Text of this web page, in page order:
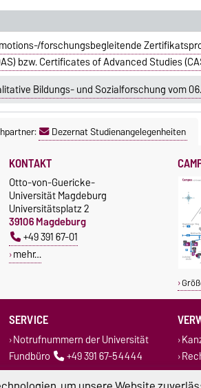
forschungsbegleitende
bzw. Certificates of Advanced Studies
Bildungs- und Sozialforschung vom
Dezernat Studienangelegenheiten
KONTAKT
Otto-von-Guericke-
Universität Magdeburg
Universitätsplatz 2
39106 Magdeburg
+49 391 67-01
mehr…
SERVICE
Notrufnummern der Universität
Fundbüro
+49 391 67-54444